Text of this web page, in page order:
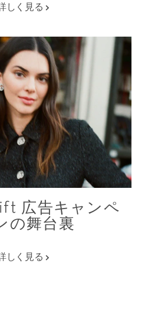
しく見る
広告キャンペ
の舞台裏
しく見る